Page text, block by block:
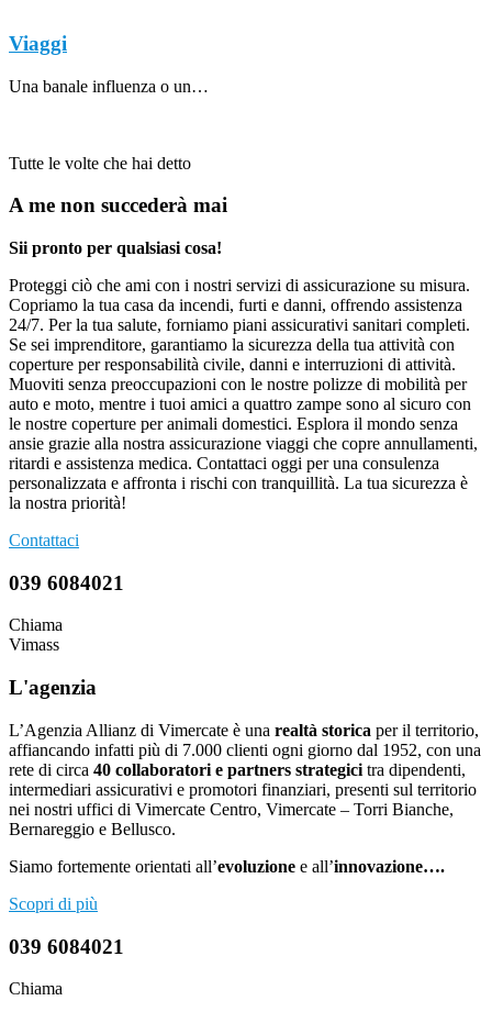
Viaggi
Una banale influenza o un…
Tutte le volte che hai detto
A me non succederà mai
Sii pronto per qualsiasi cosa!
Proteggi ciò che ami con i nostri servizi di assicurazione su misura.
Copriamo la tua casa da incendi, furti e danni, offrendo assistenza
24/7. Per la tua salute, forniamo piani assicurativi sanitari completi.
Se sei imprenditore, garantiamo la sicurezza della tua attività con
coperture per responsabilità civile, danni e interruzioni di attività.
Muoviti senza preoccupazioni con le nostre polizze di mobilità per
auto e moto, mentre i tuoi amici a quattro zampe sono al sicuro con
le nostre coperture per animali domestici. Esplora il mondo senza
ansie grazie alla nostra assicurazione viaggi che copre annullamenti,
ritardi e assistenza medica. Contattaci oggi per una consulenza
personalizzata e affronta i rischi con tranquillità. La tua sicurezza è
la nostra priorità!
Contattaci
039 6084021
Chiama
Vimass
L'agenzia
L’Agenzia Allianz di Vimercate è una realtà storica per il territorio,
affiancando infatti più di 7.000 clienti ogni giorno dal 1952, con una
rete di circa 40 collaboratori e partners strategici tra dipendenti,
intermediari assicurativi e promotori finanziari, presenti sul territorio
nei nostri uffici di Vimercate Centro, Vimercate – Torri Bianche,
Bernareggio e Bellusco.
Siamo fortemente orientati all’evoluzione e all’innovazione….
Scopri di più
039 6084021
Chiama